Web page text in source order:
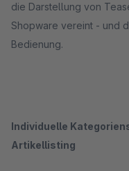
die Darstellung von
Shopware vereint - und
Bedienung.
Individuelle
Artikellisting